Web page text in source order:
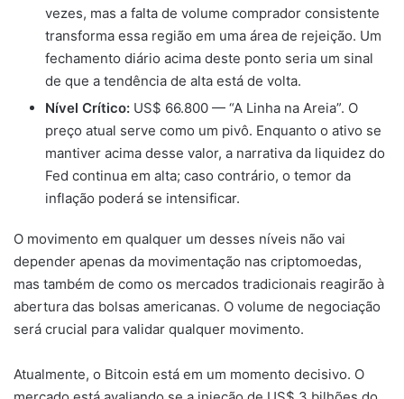
vezes, mas a falta de volume comprador consistente
transforma essa região em uma área de rejeição. Um
fechamento diário acima deste ponto seria um sinal
de que a tendência de alta está de volta.
Nível Crítico: US$ 66.800 — “A Linha na Areia”. O
preço atual serve como um pivô. Enquanto o ativo se
mantiver acima desse valor, a narrativa da liquidez do
Fed continua em alta; caso contrário, o temor da
inflação poderá se intensificar.
O movimento em qualquer um desses níveis não vai
depender apenas da movimentação nas criptomoedas,
mas também de como os mercados tradicionais reagirão à
abertura das bolsas americanas. O volume de negociação
será crucial para validar qualquer movimento.
Atualmente, o Bitcoin está em um momento decisivo. O